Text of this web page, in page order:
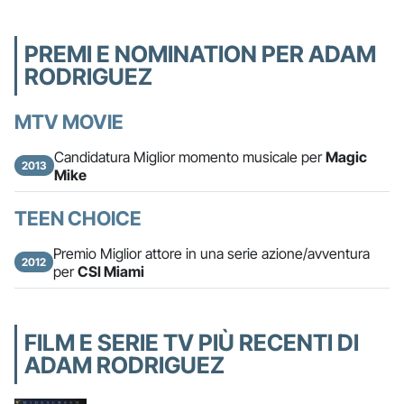
PREMI E NOMINATION PER ADAM
RODRIGUEZ
MTV MOVIE
2013 Candidatura Miglior momento musicale perMagic
Mike
TEEN CHOICE
2012
Premio Miglior attore in una serie azione/avventura
perCSI Miami
FILM E SERIE TV PIÙ RECENTI DI
ADAM RODRIGUEZ